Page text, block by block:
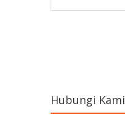
Hubungi Kami